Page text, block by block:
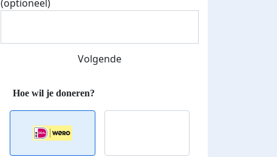
Streefbedrag verhoogd
(optioneel)
Volgende